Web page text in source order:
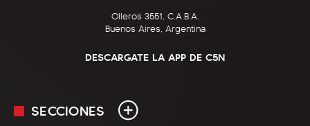
Olleros 3551, C.A.B.A.
Buenos Aires, Argentina
DESCARGATE LA APP DE C5N
SECCIONES